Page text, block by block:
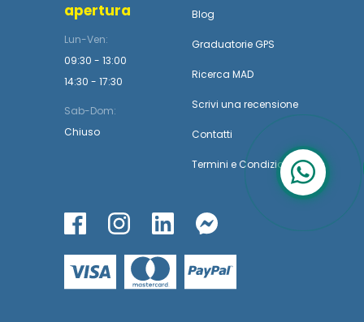
apertura
Lun-Ven:
09:30 - 13:00
14:30 - 17:30
Sab-Dom:
Chiuso
Blog
Graduatorie GPS
Ricerca MAD
Scrivi una recensione
Contatti
Termini e Condizioni